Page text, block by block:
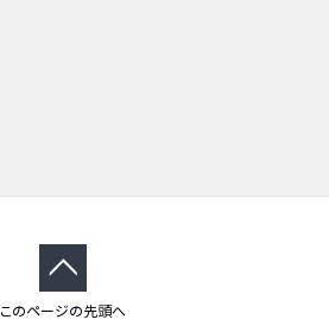
このページの先頭へ